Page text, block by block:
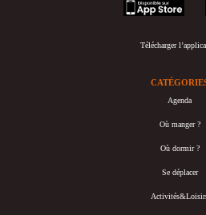
Télécharger
Agenda
Où manger ?
Où dormir ?
Se déplacer